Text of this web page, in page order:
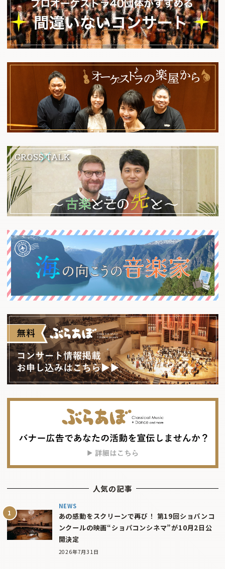
人気の記事
NEWS
あの感動をスクリーンで再び！ 第19回ショパンコ
ンクールの映画“ショパコンシネマ”が10月2日公
開決定
2026年7月31日